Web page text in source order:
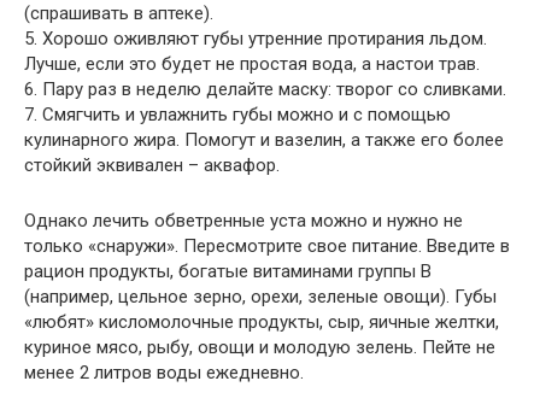
(спрашивать в аптеке).
5. Хорошо оживляют губы утренние протирания льдом.
Лучше, если это будет не простая вода, а настои трав.
6. Пару раз в неделю делайте маску: творог со сливками.
7. Смягчить и увлажнить губы можно и с помощью
кулинарного жира. Помогут и вазелин, а также его более
стойкий эквивален – аквафор.
Однако лечить обветренные уста можно и нужно не
только «снаружи». Пересмотрите свое питание. Введите в
рацион продукты, богатые витаминами группы В
(например, цельное зерно, орехи, зеленые овощи). Губы
«любят» кисломолочные продукты, сыр, яичные желтки,
куриное мясо, рыбу, овощи и молодую зелень. Пейте не
менее 2 литров воды ежедневно.